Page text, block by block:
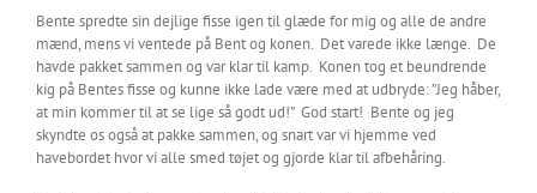
Bente spredte sin dejlige fisse igen til glæde for mig og alle de andre
mænd, mens vi ventede på Bent og konen. Det varede ikke længe. De
havde pakket sammen og var klar til kamp. Konen tog et beundrende
kig på Bentes fisse og kunne ikke lade være med at udbryde: ”Jeg håber,
at min kommer til at se lige så godt ud!” God start! Bente og jeg
skyndte os også at pakke sammen, og snart var vi hjemme ved
havebordet hvor vi alle smed tøjet og gjorde klar til afbehåring.